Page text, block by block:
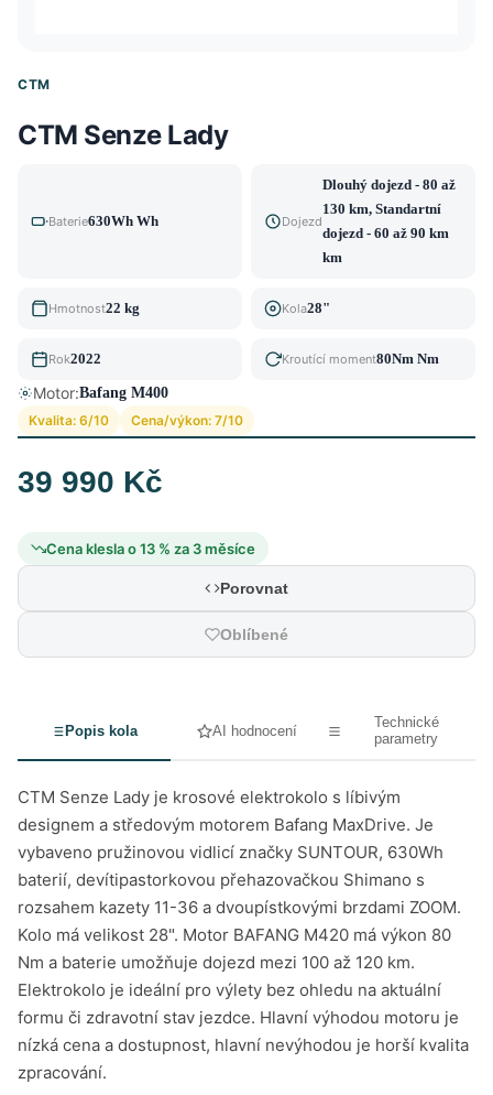
CTM
CTM Senze Lady
Baterie630Wh Wh Dojezd
Dlouhý dojezd - 80 až
130 km, Standartní
dojezd - 60 až 90 km
km
Hmotnost22 kg Kola28"
Rok2022 Kroutící moment80Nm Nm
Motor:Bafang M400
Kvalita: 6/10
Cena/výkon: 7/10
39 990 Kč
Cena klesla o 13 % za 3 měsíce
Porovnat
Oblíbené
Popis kola AI hodnocení
Technické
parametry
CTM Senze Lady je krosové elektrokolo s líbivým
designem a středovým motorem Bafang MaxDrive. Je
vybaveno pružinovou vidlicí značky SUNTOUR, 630Wh
baterií, devítipastorkovou přehazovačkou Shimano s
rozsahem kazety 11-36 a dvoupístkovými brzdami ZOOM.
Kolo má velikost 28". Motor BAFANG M420 má výkon 80
Nm a baterie umožňuje dojezd mezi 100 až 120 km.
Elektrokolo je ideální pro výlety bez ohledu na aktuální
formu či zdravotní stav jezdce. Hlavní výhodou motoru je
nízká cena a dostupnost, hlavní nevýhodou je horší kvalita
zpracování.